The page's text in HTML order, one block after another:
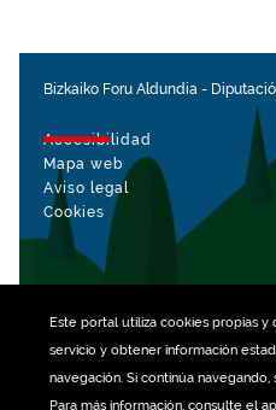
Este portal utiliza cookiespropias y
servicio y obtener información
navegación. Si continúa
Para más información, consulte el
Bizkaiko Foru Aldundia -
Accesibilidad
Mapa web
Aviso legal
Cookies